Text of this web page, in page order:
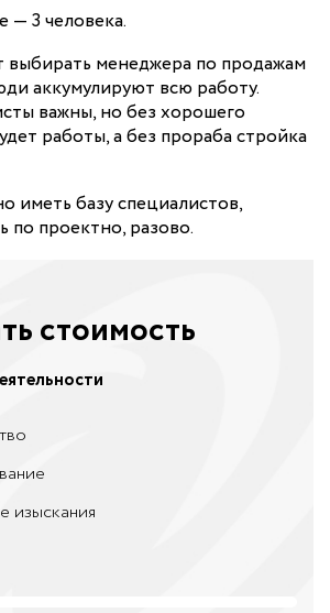
— 3 человека.
выбирать менеджера по продажам
аккумулируют всю работу.
важны, но без хорошего
работы, а без прораба стройка
иметь базу специалистов,
по проектно, разово.
стоимость
изыскания